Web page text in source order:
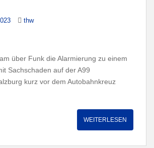
thw
über Funk die Alarmierung zu einem
Sachschaden auf der A99
kurz vor dem Autobahnkreuz
WEITERLESEN